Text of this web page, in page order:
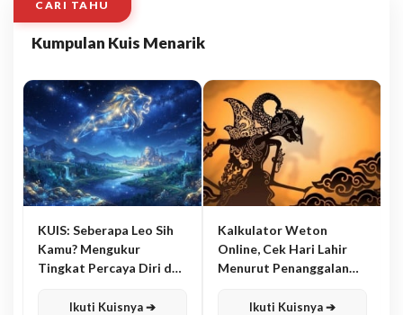
CARI TAHU
Kumpulan Kuis Menarik
KUIS: Seberapa Leo Sih
Kamu? Mengukur
Tingkat Percaya Diri dan
Ikuti Kuisnya ➔
Kalkulator Weton
Online, Cek Hari Lahir
Menurut Penanggalan
Ikuti Kuisnya ➔